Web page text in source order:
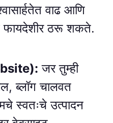
वाढ आणि
फायदेशीर ठरू शकते.
जर तुम्ही
ब्लॉग चालवत
स्वतःचे उत्पादन